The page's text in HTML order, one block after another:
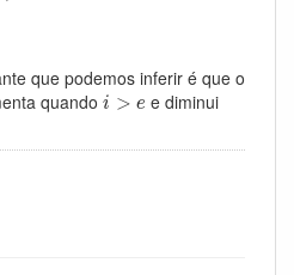
que podemos inferir é que o
quando i > e
i>e
e diminui